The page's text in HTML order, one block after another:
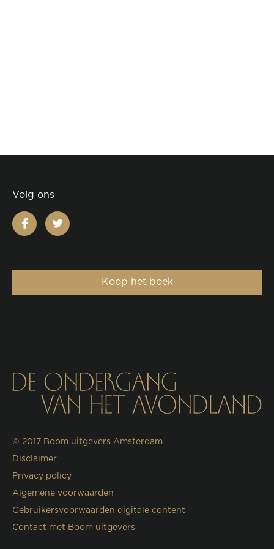
Volg ons
facebooktwitter
Koop het boek
© 2017 Boom uitgevers Amsterdam
Disclaimer
Privacy policy
Algemene voorwaarden
Gebruikersvoorwaarden digitale content
Contact met Boom uitgevers